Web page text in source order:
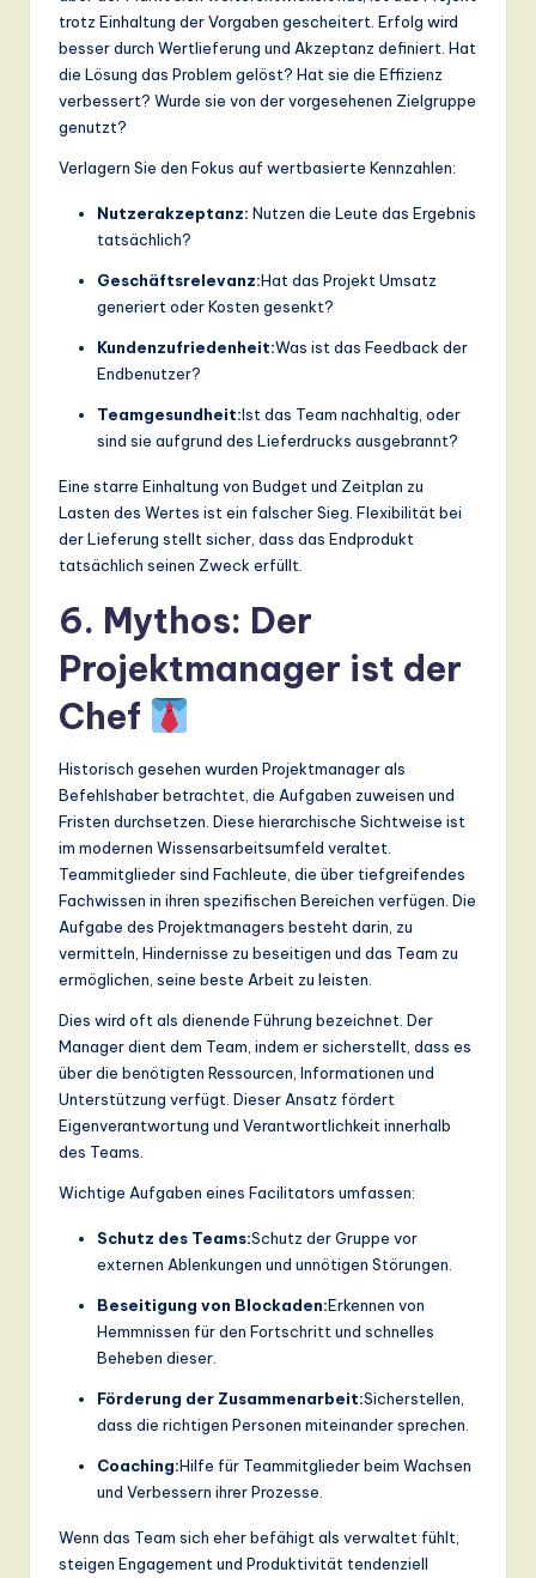
trotz Einhaltung der Vorgaben gescheitert. Erfolg wird
besser durch Wertlieferung und Akzeptanz definiert. Hat
die Lösung das Problem gelöst? Hat sie die Effizienz
verbessert? Wurde sie von der vorgesehenen Zielgruppe
genutzt?
Verlagern Sie den Fokus auf wertbasierte Kennzahlen:
Nutzerakzeptanz: Nutzen die Leute das Ergebnis
tatsächlich?
Geschäftsrelevanz:Hat das Projekt Umsatz
generiert oder Kosten gesenkt?
Kundenzufriedenheit:Was ist das Feedback der
Endbenutzer?
Teamgesundheit:Ist das Team nachhaltig, oder
sind sie aufgrund des Lieferdrucks ausgebrannt?
Eine starre Einhaltung von Budget und Zeitplan zu
Lasten des Wertes ist ein falscher Sieg. Flexibilität bei
der Lieferung stellt sicher, dass das Endprodukt
tatsächlich seinen Zweck erfüllt.
6. Mythos: Der
Projektmanager ist der
Chef
Historisch gesehen wurden Projektmanager als
Befehlshaber betrachtet, die Aufgaben zuweisen und
Fristen durchsetzen. Diese hierarchische Sichtweise ist
im modernen Wissensarbeitsumfeld veraltet.
Teammitglieder sind Fachleute, die über tiefgreifendes
Fachwissen in ihren spezifischen Bereichen verfügen. Die
Aufgabe des Projektmanagers besteht darin, zu
vermitteln, Hindernisse zu beseitigen und das Team zu
ermöglichen, seine beste Arbeit zu leisten.
Dies wird oft als dienende Führung bezeichnet. Der
Manager dient dem Team, indem er sicherstellt, dass es
über die benötigten Ressourcen, Informationen und
Unterstützung verfügt. Dieser Ansatz fördert
Eigenverantwortung und Verantwortlichkeit innerhalb
des Teams.
Wichtige Aufgaben eines Facilitators umfassen:
Schutz des Teams:Schutz der Gruppe vor
externen Ablenkungen und unnötigen Störungen.
Beseitigung von Blockaden:Erkennen von
Hemmnissen für den Fortschritt und schnelles
Beheben dieser.
Förderung der Zusammenarbeit:Sicherstellen,
dass die richtigen Personen miteinander sprechen.
Coaching:Hilfe für Teammitglieder beim Wachsen
und Verbessern ihrer Prozesse.
Wenn das Team sich eher befähigt als verwaltet fühlt,
steigen Engagement und Produktivität tendenziell